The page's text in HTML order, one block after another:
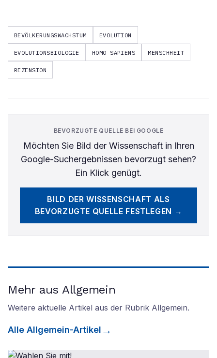
BEVÖLKERUNGSWACHSTUM EVOLUTION
EVOLUTIONSBIOLOGIE HOMO SAPIENS MENSCHHEIT
REZENSION
BEVORZUGTE QUELLE BEI GOOGLE
Möchten Sie Bild der Wissenschaftin Ihren
Google-Suchergebnissen bevorzugt sehen?
Ein Klick genügt.
BILD DER WISSENSCHAFT ALS
BEVORZUGTE QUELLE FESTLEGEN →
Mehr aus Allgemein
Weitere aktuelle Artikel aus der Rubrik Allgemein.
Alle Allgemein-Artikel